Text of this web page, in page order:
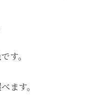
す。
ます。